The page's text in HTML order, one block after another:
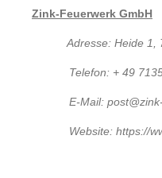
Zink-Feuerwerk GmbH
Adresse: Heide 1,
Telefon: + 49
E-Mail:
Website: https://